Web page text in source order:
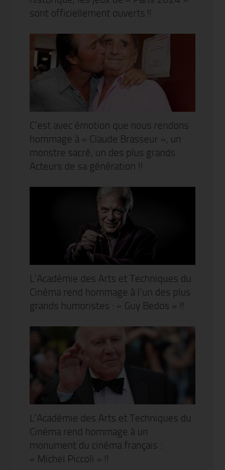
sont officiellement ouverts !!
C’est avec émotion que nous rendons
hommage à « Claude Brasseur », un
monstre sacré, un des plus grands
Acteurs de sa génération !!
L’Académie des Arts et Techniques du
Cinéma rend hommage à l’un des plus
grands humoristes : « Guy Bedos » !!
L’Académie des Arts et Techniques du
Cinéma rend hommage à un
monument du cinéma français :
« Michel Piccoli » !!